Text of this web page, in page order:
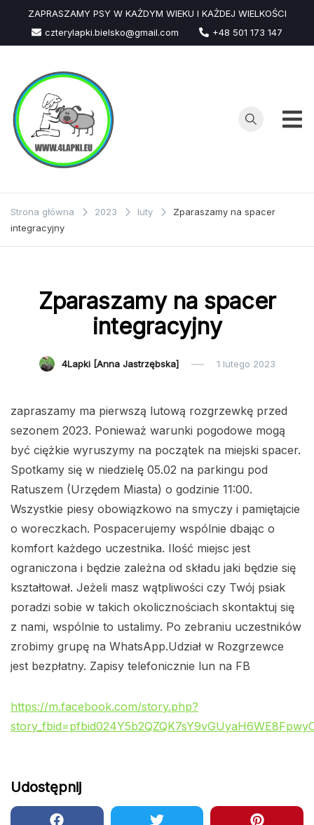
Przejdź
treści
ZAPRASZAMY PSY W KAŻDYM WIEKU I KAŻDEJ WIELKOŚCI
czterylapki.bielsko@gmail.com
+48 501 173 147
Strona główna 2023 luty
Zparaszamy na spacer
integracyjny
Zparaszamy na spacer
integracyjny
4Lapki [Anna Jastrzębska] 1 lutego 2023
zapraszamy ma pierwszą lutową rozgrzewkę przed
sezonem 2023. Ponieważ warunki pogodowe mogą
być ciężkie wyruszymy na początek na miejski spacer.
Spotkamy się w niedzielę 05.02 na parkingu pod
Ratuszem (Urzędem Miasta) o godzinie 11:00.
Wszystkie piesy obowiązkowo na smyczy i pamiętajcie
o woreczkach. Pospacerujemy wspólnie dbając o
komfort każdego uczestnika. Ilość miejsc jest
ograniczona i będzie zależna od składu jaki będzie się
kształtował. Jeżeli masz wątpliwości czy Twój psiak
poradzi sobie w takich okolicznościach skontaktuj się
z nami, wspólnie to ustalimy. Po zebraniu uczestników
zrobimy grupę na WhatsApp.Udział w Rozgrzewce
jest bezpłatny. Zapisy telefonicznie lun na FB
https://m.facebook.com/story.php?
Udostępnij